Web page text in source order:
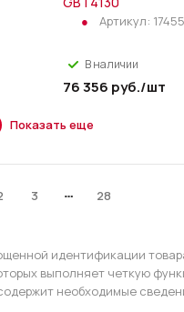
Артикул: 17455
В наличии
76 356 руб./шт
Показать еще
3 28
идентификации
выполняет четкую
необходимые